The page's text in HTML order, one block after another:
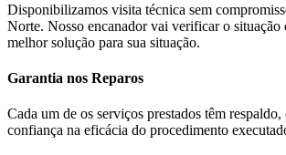
Disponibilizamos visita técnica sem
Norte. Nosso encanador vai verificar o situação
melhor solução para sua situação.
Garantia nos Reparos
Cada um de os serviços prestados têm
confiança na eficácia do procedimento